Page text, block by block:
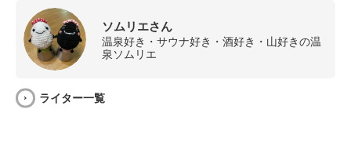
ソムリエさん
温泉好き・サウナ好き・酒好き・山好きの温
泉ソムリエ
ライター一覧